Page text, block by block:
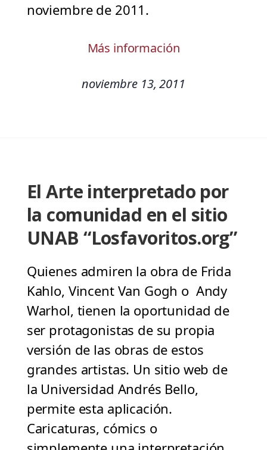
noviembre de 2011.
Más información
noviembre 13, 2011
El Arte interpretado por
la comunidad en el sitio
UNAB “Losfavoritos.org”
Quienes admiren la obra de Frida
Kahlo, Vincent Van Gogh o Andy
Warhol, tienen la oportunidad de
ser protagonistas de su propia
versión de las obras de estos
grandes artistas. Un sitio web de
la Universidad Andrés Bello,
permite esta aplicación.
Caricaturas, cómics o